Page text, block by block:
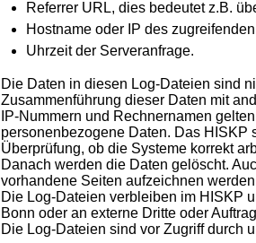
Referrer URL, dies bedeutet z.B.
Hostname oder IP des
Uhrzeit der Serveranfrage.
Die Daten in diesen Log-Dateien sind
Zusammenführung dieser Daten mit
IP-Nummern und Rechnernamen
personenbezogene Daten. Das HISKP
Überprüfung, ob die Systeme korrekt
Danach werden die Daten gelöscht.
vorhandene Seiten aufzeichnen
Die Log-Dateien verbleiben im HISKP
Bonn oder an externe Dritte oder
Die Log-Dateien sind vor Zugriff durch